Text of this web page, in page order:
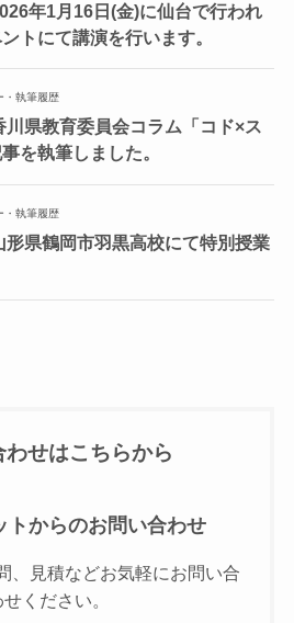
年1月16日(金)に仙台で行われ
トにて講演を行います。
・執筆履歴
県教育委員会コラム「コド×ス
を執筆しました。
・執筆履歴
県鶴岡市羽黒高校にて特別授業
わせはこちらから
トからのお問い合わせ
、見積などお気軽にお問い合
せください。